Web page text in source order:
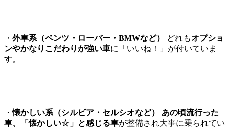
・ 外車系（ベンツ・ローバー・BMWなど） どれもオプショ
ンやかなりこだわりが強い車に「いいね！」が付いていま
す。
・懐かしい系（シルビア・セルシオなど） あの頃流行った
車、「懐かしい☆」と感じる車が整備され大事に乗られてい